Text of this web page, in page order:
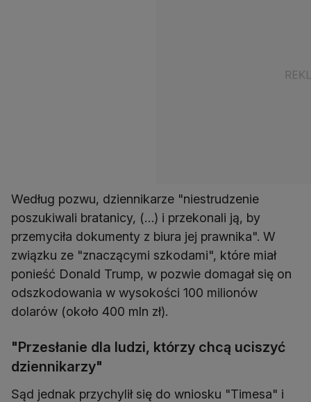
Według pozwu, dziennikarze "niestrudzenie
poszukiwali bratanicy, (…) i przekonali ją, by
przemyciła dokumenty z biura jej prawnika". W
związku ze "znaczącymi szkodami", które miał
ponieść Donald Trump, w pozwie domagał się on
odszkodowania w wysokości 100 milionów
dolarów (około 400 mln zł).
"Przesłanie dla ludzi, którzy chcą uciszyć
dziennikarzy"
Sąd jednak przychylił się do wniosku "Timesa" i